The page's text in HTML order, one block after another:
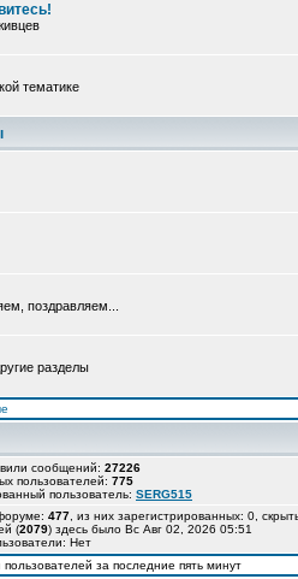
тематике
поздравляем...
разделы
сообщений: 27226
пользователей: 775
пользователь: SERG515
477 , из них зарегистрированных: 0,
(2079) здесь было Вс Авг 02, 2026 05:51
Нет
за последние пять минут